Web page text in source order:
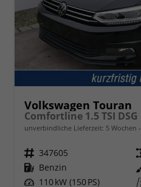
Volkswagen Touran
unverbindliche Lieferzeit: 5 Wochen
Fahrzeugnr. 347605
Kraftstoff Benzin
Leistung 110 kW (150 PS)